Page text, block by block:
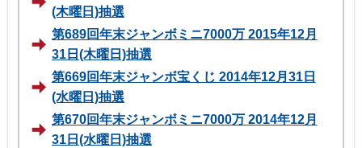
(木曜日)抽選
第689回年末ジャンボミニ7000万 2015年12月
31日(木曜日)抽選
第669回年末ジャンボ宝くじ 2014年12月31日
(水曜日)抽選
第670回年末ジャンボミニ7000万 2014年12月
31日(水曜日)抽選